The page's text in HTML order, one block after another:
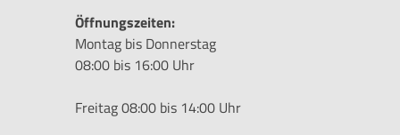
Öffnungszeiten:
Montag bis Donnerstag
08:00 bis 16:00 Uhr
Freitag 08:00 bis 14:00 Uhr